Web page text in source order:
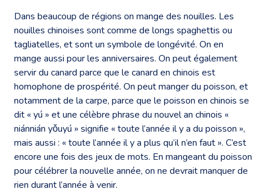
Dans beaucoup de régions on mange des nouilles. Les
nouilles chinoises sont comme de longs spaghettis ou
tagliatelles, et sont un symbole de longévité. On en
mange aussi pour les anniversaires. On peut également
servir du canard parce que le canard en chinois est
homophone de prospérité. On peut manger du poisson, et
notamment de la carpe, parce que le poisson en chinois se
dit « yú » et une célèbre phrase du nouvel an chinois «
niánnián yǒuyú » signifie « toute l’année il y a du poisson »,
mais aussi : « toute l’année il y a plus qu’il n’en faut ». C’est
encore une fois des jeux de mots. En mangeant du poisson
pour célébrer la nouvelle année, on ne devrait manquer de
rien durant l’année à venir.